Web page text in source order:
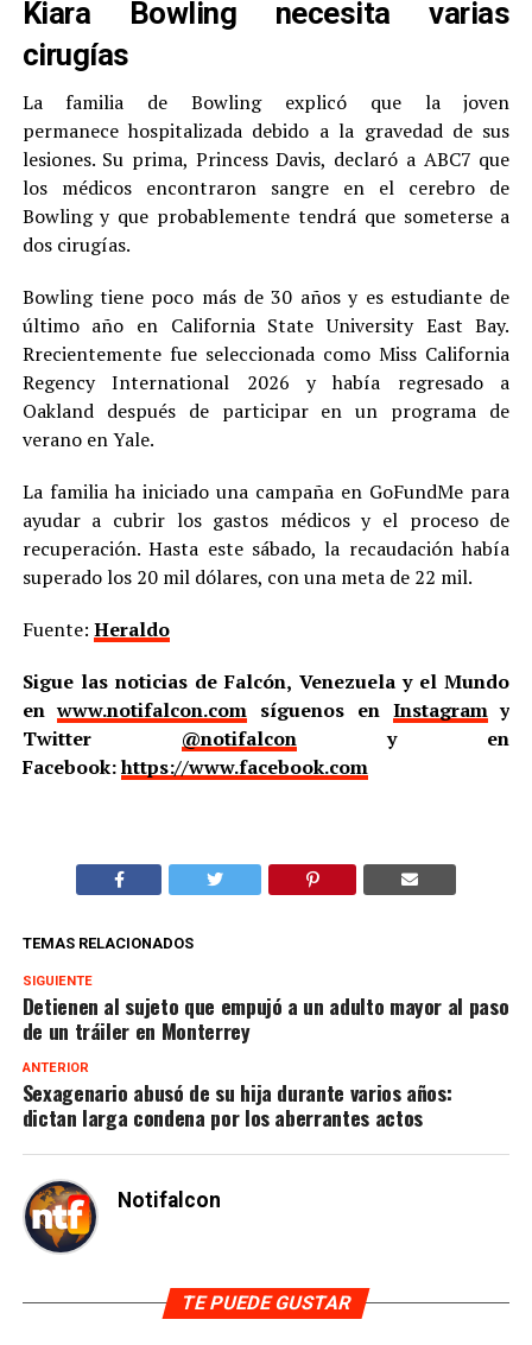
Kiara Bowling necesita varias
cirugías
La familia de Bowling explicó que la joven
permanece hospitalizada debido a la gravedad de sus
lesiones. Su prima, Princess Davis, declaró a ABC7 que
los médicos encontraron sangre en el cerebro de
Bowling y que probablemente tendrá que someterse a
dos cirugías.
Bowling tiene poco más de 30 años y es estudiante de
último año en California State University East Bay.
Rrecientemente fue seleccionada como Miss California
Regency International 2026 y había regresado a
Oakland después de participar en un programa de
verano en Yale.
La familia ha iniciado una campaña en GoFundMe para
ayudar a cubrir los gastos médicos y el proceso de
recuperación. Hasta este sábado, la recaudación había
superado los 20 mil dólares, con una meta de 22 mil.
Fuente: Heraldo
Sigue las noticias de Falcón, Venezuela y el Mundo
enwww.notifalcon.com síguenos en Instagramy
Twitter @notifalcony en
Facebook:https://www.facebook.com
TEMAS RELACIONADOS
SIGUIENTE
Detienen al sujeto que empujó a un adulto mayor al paso
de un tráiler en Monterrey
ANTERIOR
Sexagenario abusó de su hija durante varios años:
dictan larga condena por los aberrantes actos
Notifalcon
TE PUEDE GUSTAR